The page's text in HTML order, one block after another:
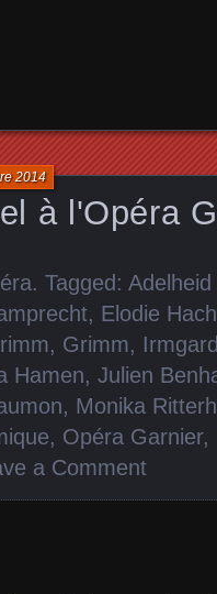
à l'Opéra
2014
. Tagged:
, Elodie
, Grimm,
Hamen, Julien
, Monika
, Opéra Garnier,
a Comment